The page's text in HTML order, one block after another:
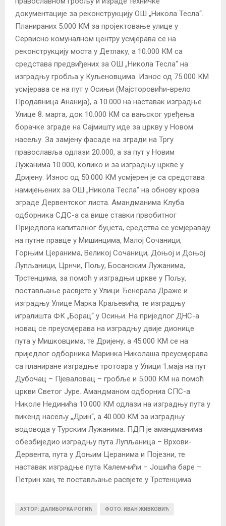
документације за реконструкцију ОШ „Никола Тесла“.
Планираних 5.000 КМ за пројектовање улице у
Сервисно комуналном центру усмјерава се на
реконструкцију моста у Детлаку, а 10.000 КМ са
средстава предвиђених за ОШ „Никола Тесла“ на
изградњу гробља у Куљеновцима. Износ од 75.000 КМ
усмјерава се на пут у Осињи (Мајсторовићи-врело
Продавница Ананија), а 10.000 на наставак изградње
Улице 8. марта, док 10.000 КМ са вањског уређења
борачке зграде на Сајмишту иде за цркву у Новом
насељу. За замјену фасаде на згради на Тргу
православља одлази 20.000, а за пут у Новим
Лужанима 10.000, колико и за изградњу цркве у
Дријену. Износ од 50.000 КМ усмјерен је са средстава
намијењених за ОШ „Никола Тесла“ на обнову крова
зграде Дервентског листа. Амандманима Клуба
одборника СДС-а са више ставки првобитног
Приједлога капиталног буџета, средства се усмјеравају
на путне правце у Мишинцима, Малој Сочаници,
Горњим Церанима, Великој Сочаници, Доњој и Доњој
Лупљаници, Црнчи, Пољу, Босанским Лужанима,
Трстенцима, за помоћ у изградњи цркве у Пољу,
постављање расвјете у Улици Ђенерала Драже и
изградњу Улице Марка Краљевића, те изградњу
игралишта ФК „Борац“ у Осињи. На приједлог ДНС-а
новац се преусмјерава на изградњу двије дионице
пута у Мишковцима, те Дријену, а 45.000 КМ се на
приједлог одборника Маринка Николаша преусмјерава
са планиране изградње тротоара у Улици 1.маја на пут
Дубочац – Пјеваловац – гробље и 5.000 КМ на помоћ
цркви Светог Јуре. Амандманом одборниа СПС-а
Николе Нединића 10.000 КМ одлази на изградњу пута у
викенд насељу „Дрин“, а 40.000 КМ за изградњу
водовода у Турским Лужанима. ПДП је амандманима
обезбиједио изградњу пута Лупљаница – Врхови-
Дервента, пута у Доњим Церанима и Појезни, те
наставак изградње пута Калемчићи – Јошића баре –
Петрин хан, те постављање расвјете у Трстенцима.
АУТОР: ДАЛИБОРКА РОГИЋ ФОТО: ИВАН ЖИВКОВИЋ